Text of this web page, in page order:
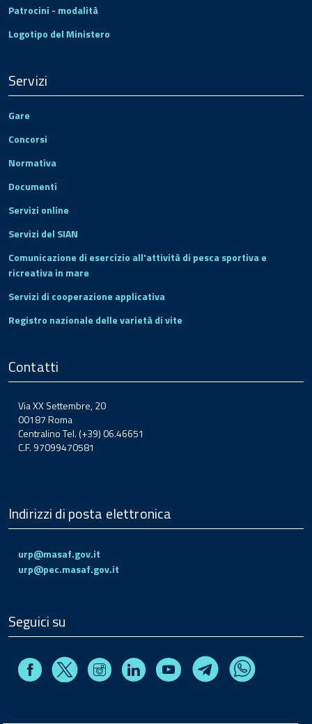
Patrocini - modalità
Logotipo del Ministero
Servizi
Gare
Concorsi
Normativa
Documenti
Servizi online
Servizi del SIAN
Comunicazione di esercizio all'attività di pesca sportiva e
ricreativa in mare
Servizi di cooperazione applicativa
Registro nazionale delle varietà di vite
Contatti
Via XX Settembre, 20
00187 Roma
Centralino Tel. (+39) 06.46651
C.F. 97099470581
Indirizzi di posta elettronica
urp@masaf.gov.it
urp@pec.masaf.gov.it
Seguici su
FacebookX InstagramLinkedin Youtube TelegramWhatsapp